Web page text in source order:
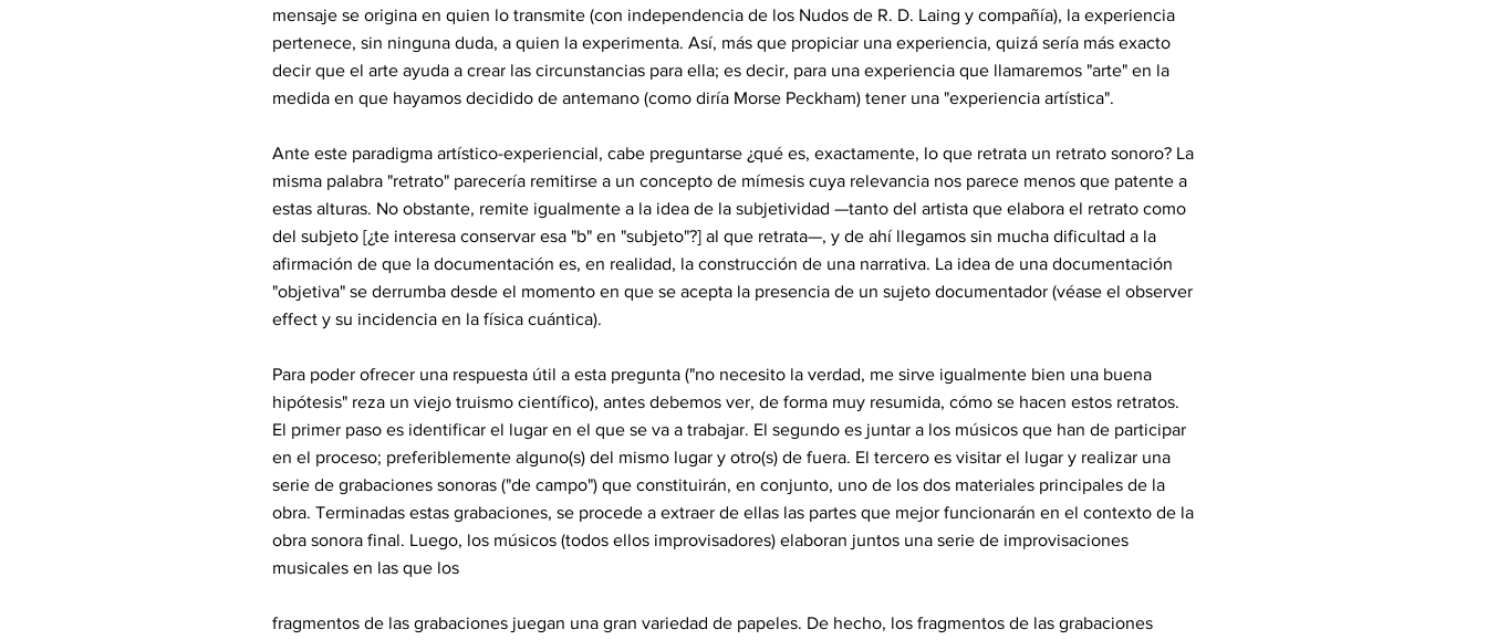
mensaje se origina en quien lo transmite (con independencia de los Nudos de R. D. Laing y compañía), la experiencia
pertenece, sin ninguna duda, a quien la experimenta. Así, más que propiciar una experiencia, quizá sería más exacto
decir que el arte ayuda a crear las circunstancias para ella; es decir, para una experiencia que llamaremos "arte" en la
medida en que hayamos decidido de antemano (como diría Morse Peckham) tener una "experiencia artística".
Ante este paradigma artístico-experiencial, cabe preguntarse ¿qué es, exactamente, lo que retrata un retrato sonoro? La
misma palabra "retrato" parecería remitirse a un concepto de mímesis cuya relevancia nos parece menos que patente a
estas alturas. No obstante, remite igualmente a la idea de la subjetividad —tanto del artista que elabora el retrato como
del subjeto [¿te interesa conservar esa "b" en "subjeto"?] al que retrata—, y de ahí llegamos sin mucha dificultad a la
afirmación de que la documentación es, en realidad, la construcción de una narrativa. La idea de una documentación
"objetiva" se derrumba desde el momento en que se acepta la presencia de un sujeto documentador (véase el observer
effect y su incidencia en la física cuántica).
Para poder ofrecer una respuesta útil a esta pregunta ("no necesito la verdad, me sirve igualmente bien una buena
hipótesis" reza un viejo truismo científico), antes debemos ver, de forma muy resumida, cómo se hacen estos retratos.
El primer paso es identificar el lugar en el que se va a trabajar. El segundo es juntar a los músicos que han de participar
en el proceso; preferiblemente alguno(s) del mismo lugar y otro(s) de fuera. El tercero es visitar el lugar y realizar una
serie de grabaciones sonoras ("de campo") que constituirán, en conjunto, uno de los dos materiales principales de la
obra. Terminadas estas grabaciones, se procede a extraer de ellas las partes que mejor funcionarán en el contexto de la
obra sonora final. Luego, los músicos (todos ellos improvisadores) elaboran juntos una serie de improvisaciones
musicales en las que los
fragmentos de las grabaciones juegan una gran variedad de papeles. De hecho, los fragmentos de las grabaciones